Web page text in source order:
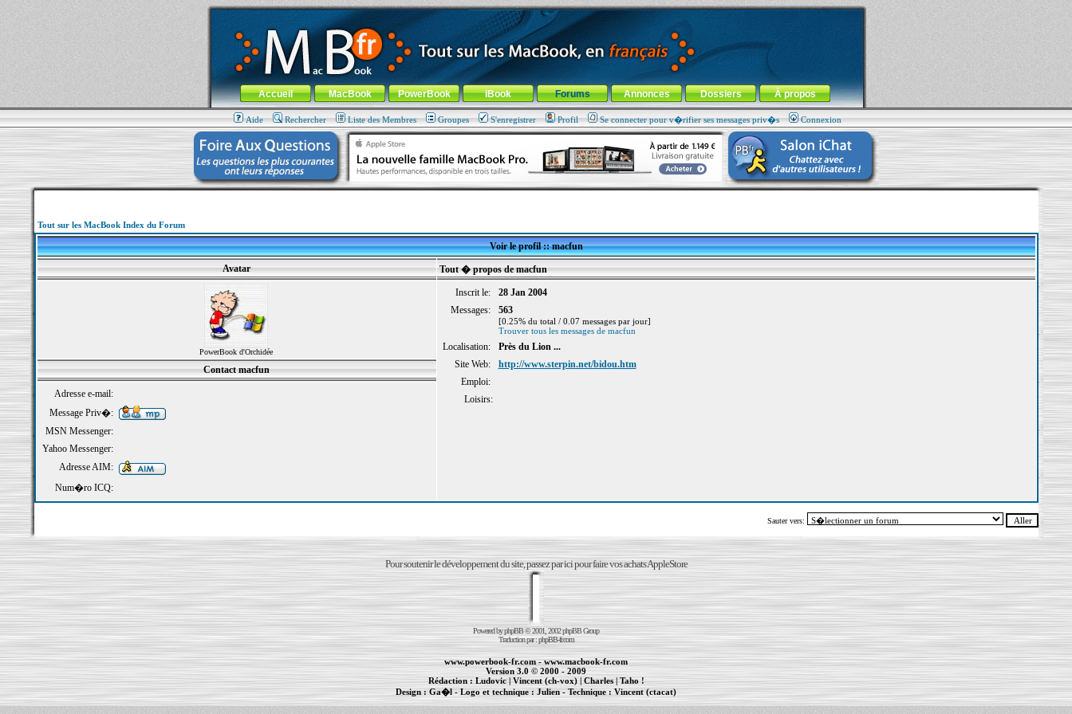
MacBook-fr.com : 100% Apple... 100% nomade !
Aller au contenu-Aller au menu général-Aller au menu de la rubrique
Menu général
Accueil MacBook PowerBook iBook Forums Annonces Dossiers À propos
Aide Rechercher Liste des Membres Groupes S'enregistrer Profil Se connecter pour v�rifier ses messages priv�s Connexion
Tout sur les MacBook Index du Forum
Voir le profil :: macfun
Avatar
Tout � propos de macfun
PowerBook d'Orchidée
Inscrit le:
28 Jan 2004
Messages:
563
[0.25% du total / 0.07 messages par jour]
Trouver tous les messages de macfun
Localisation:
Près du Lion ...
Site Web:
http://www.sterpin.net/bidou.htm
Emploi:
Loisirs:
Contact macfun
Adresse e-mail:
Message Priv�:
MSN Messenger:
Yahoo Messenger:
Adresse AIM:
Num�ro ICQ:
Sauter vers:
Pour soutenir le développement du site, passez par ici pour faire vos achats AppleStore
Powered byphpBB© 2001, 2002 phpBB Group
Traduction par :phpBB-fr.com
www.powerbook-fr.com-www.macbook-fr.com
Version 3.0 © 2000 - 2009
Rédaction :Ludovic| Vincent (ch-vox)|Charles| Taho !
Design :Ga�l - Logo et technique :Julien - Technique :Vincent (ctacat)
Informations :PowerBook Maintenance Apple et Macintosh à Toulouse cr�ation de sites Internet